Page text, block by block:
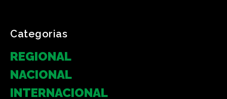
Categorias
REGIONAL
NACIONAL
INTERNACIONAL